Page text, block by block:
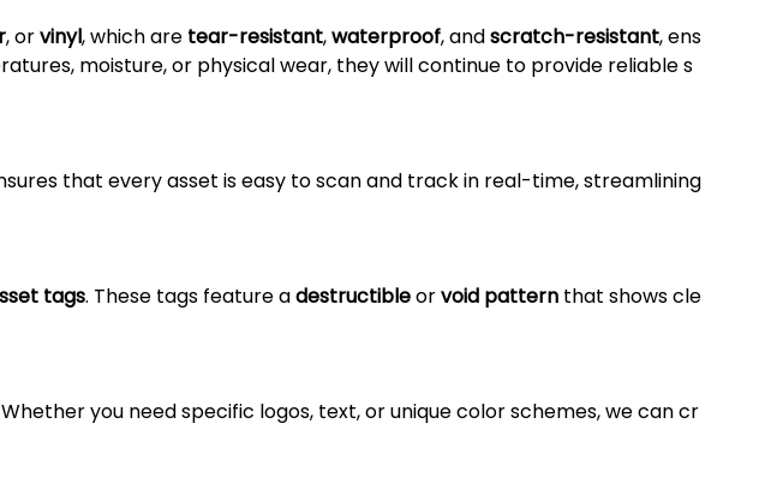
, orvinyl, which are tear-resistant,waterproof, andscratch-resistant, ens
moisture, or physical wear, they will continue to provide reliable s
that every asset is easy to scan and track in real-time, streamlining
tags. These tags feature adestructibleorvoid pattern that shows cle
you need specific logos, text, or unique color schemes, we can cr